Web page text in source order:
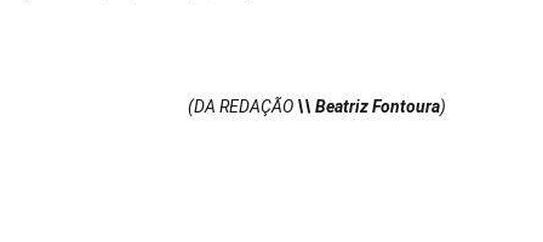
(DA REDAÇÃO \\ Beatriz Fontoura)